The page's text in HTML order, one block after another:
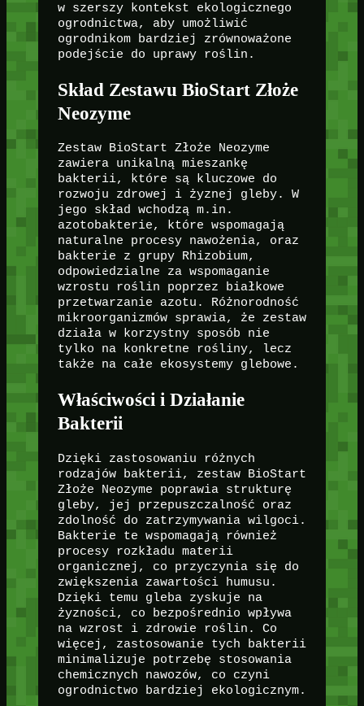
w szerszy kontekst ekologicznego
ogrodnictwa, aby umożliwić
ogrodnikom bardziej zrównoważone
podejście do uprawy roślin.
Skład Zestawu BioStart Złoże
Neozyme
Zestaw BioStart Złoże Neozyme
zawiera unikalną mieszankę
bakterii, które są kluczowe do
rozwoju zdrowej i żyznej gleby. W
jego skład wchodzą m.in.
azotobakterie, które wspomagają
naturalne procesy nawożenia, oraz
bakterie z grupy Rhizobium,
odpowiedzialne za wspomaganie
wzrostu roślin poprzez białkowe
przetwarzanie azotu. Różnorodność
mikroorganizmów sprawia, że zestaw
działa w korzystny sposób nie
tylko na konkretne rośliny, lecz
także na całe ekosystemy glebowe.
Właściwości i Działanie
Bakterii
Dzięki zastosowaniu różnych
rodzajów bakterii, zestaw BioStart
Złoże Neozyme poprawia strukturę
gleby, jej przepuszczalność oraz
zdolność do zatrzymywania wilgoci.
Bakterie te wspomagają również
procesy rozkładu materii
organicznej, co przyczynia się do
zwiększenia zawartości humusu.
Dzięki temu gleba zyskuje na
żyzności, co bezpośrednio wpływa
na wzrost i zdrowie roślin. Co
więcej, zastosowanie tych bakterii
minimalizuje potrzebę stosowania
chemicznych nawozów, co czyni
ogrodnictwo bardziej ekologicznym.